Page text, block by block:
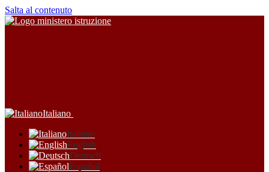
Salta al contenuto
Italiano
Italiano
English
Deutsch
Español